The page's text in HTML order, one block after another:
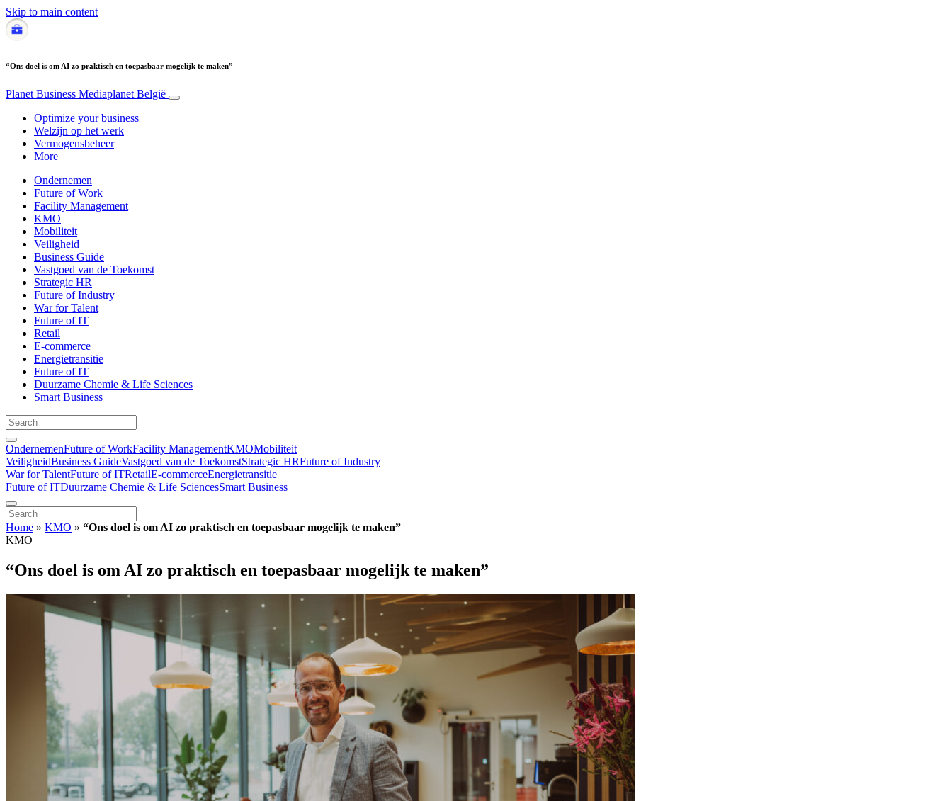
Skip to main content
“Ons doel is om AI zo praktisch en toepasbaar mogelijk te maken”
Planet Business Mediaplanet België
Optimize your business
Welzijn op het werk
Vermogensbeheer
More
Ondernemen
Future of Work
Facility Management
KMO
Mobiliteit
Veiligheid
Business Guide
Vastgoed van de Toekomst
Strategic HR
Future of Industry
War for Talent
Future of IT
Retail
E-commerce
Energietransitie
Future of IT
Duurzame Chemie & Life Sciences
Smart Business
OndernemenFuture of WorkFacility ManagementKMOMobiliteit
VeiligheidBusiness GuideVastgoed van de ToekomstStrategic HRFuture of Industry
War for TalentFuture of ITRetailE-commerceEnergietransitie
Future of ITDuurzame Chemie & Life SciencesSmart Business
Home » KMO » “Ons doel is om AI zo praktisch en toepasbaar mogelijk te maken”
KMO
“Ons doel is om AI zo praktisch en toepasbaar mogelijk te maken”